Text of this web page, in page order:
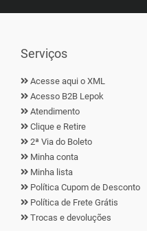
Serviços
Acesse aqui o XML
Acesso B2B Lepok
Atendimento
Clique e Retire
2ª Via do Boleto
Minha conta
Minha lista
Política Cupom de Desconto
Política de Frete Grátis
Trocas e devoluções